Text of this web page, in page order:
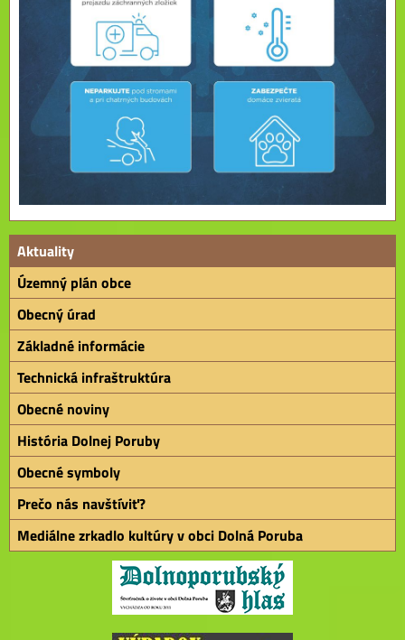
Aktuality
Územný plán obce
Obecný úrad
Základné informácie
Technická infraštruktúra
Obecné noviny
História Dolnej Poruby
Obecné symboly
Prečo nás navštíviť?
Mediálne zrkadlo kultúry v obci Dolná Poruba